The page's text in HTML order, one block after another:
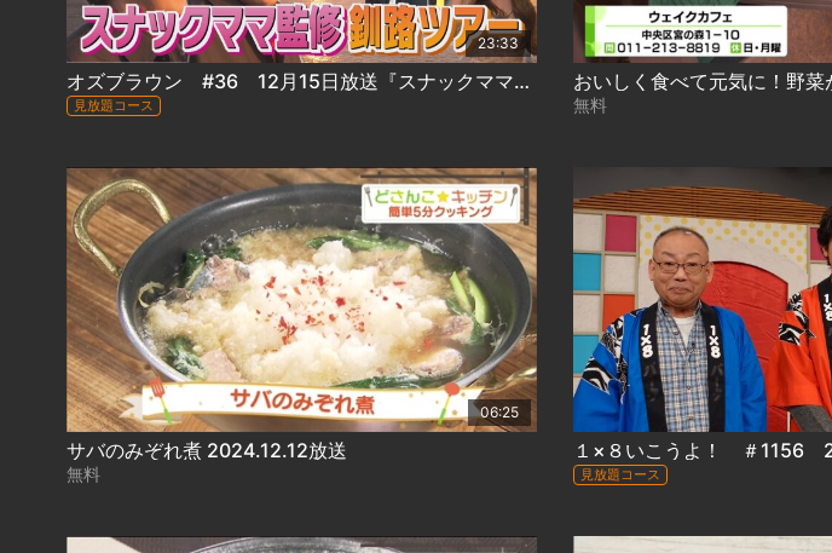
23:33
オズブラウン #36 12月15日放送『スナックママ監修 旅のしおりちゃん㏌釧路（後編）』
見放題コース 無料
06:25
サバのみぞれ煮 2024.12.12放送
無料
１×８いこうよ！ ＃1156
見放題コース